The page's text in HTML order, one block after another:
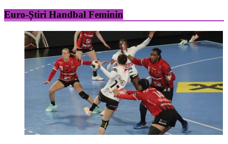
Euro-Știri Handbal Feminin